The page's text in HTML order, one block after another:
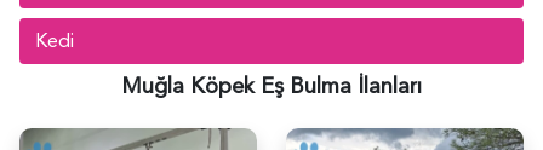
Kedi
Muğla Köpek Eş Bulma İlanları